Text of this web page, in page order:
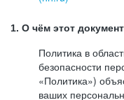
1. О чём этот документ
Политика в
безопасности
«Политика»)
ваших